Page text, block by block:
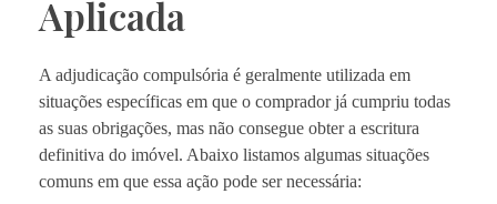
Aplicada
A adjudicação compulsória é geralmente utilizada em
situações específicas em que o comprador já cumpriu todas
as suas obrigações, mas não consegue obter a escritura
definitiva do imóvel. Abaixo listamos algumas situações
comuns em que essa ação pode ser necessária: